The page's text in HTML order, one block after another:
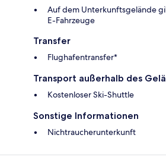
Auf dem Unterkunftsgelände
E-Fahrzeuge
Transfer
Flughafentransfer*
Transport außerhalb des
Kostenloser Ski-Shuttle
Sonstige Informationen
Nichtraucherunterkunft